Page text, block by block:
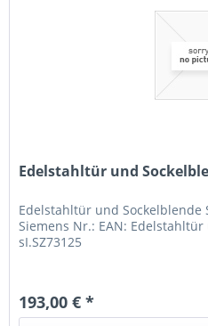
Edelstahltür und
Edelstahltür und Sockelblende
Siemens Nr.: EAN:
sI.SZ73125
193,00 € *